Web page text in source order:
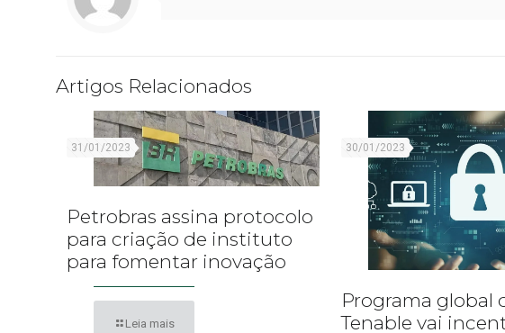
Artigos Relacionados
31/01/2023
Petrobras assina protocolo
para criação de instituto
para fomentar inovação
Leia mais
30/01/2023
Programa global
Tenable vai